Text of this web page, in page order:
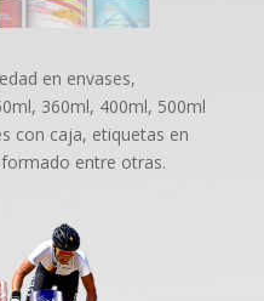
en envases,
360ml, 400ml, 500ml
con caja, etiquetas en
entre otras.